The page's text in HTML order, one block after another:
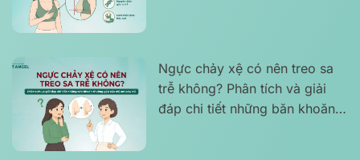
Ngực chảy xệ có nên treo sa
trễ không? Phân tích và giải
đáp chi tiết những băn khoăn